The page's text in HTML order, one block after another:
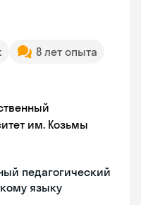
8 лет опыта
им. Козьмы
педагогический
языку